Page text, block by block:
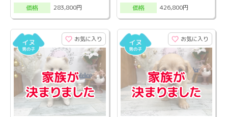
価格
283,800円
価格
426,800円
お気に入り お気に入り